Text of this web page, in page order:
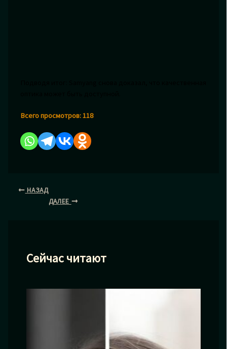
Всего просмотров:118
НАЗАД
ДАЛЕЕ
Сейчас читают